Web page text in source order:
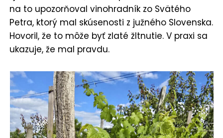
na to upozorňoval vinohradník zo Svätého
Petra, ktorý mal skúsenosti z južného Slovenska.
Hovoril, že to môže byť zlaté žltnutie. V praxi sa
ukazuje, že mal pravdu.